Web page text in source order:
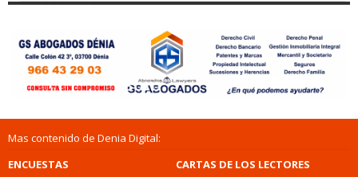
Mas contenido de Denia Digital:
ENCUESTAS
CARTAS DE LOS LECTORES